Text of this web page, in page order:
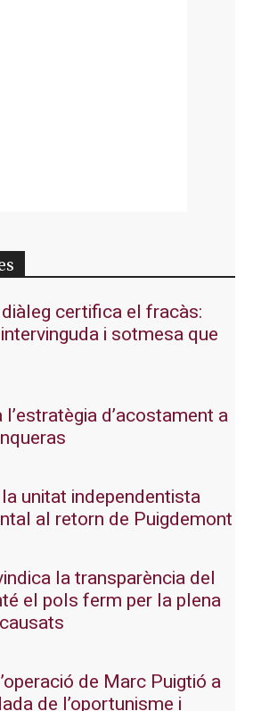
certifica el fracàs:
i sotmesa que
d’acostament a
unitat independentista
al retorn de Puigdemont
la transparència del
el pols ferm per la plena
de Marc Puigtió a
de l’oportunisme i